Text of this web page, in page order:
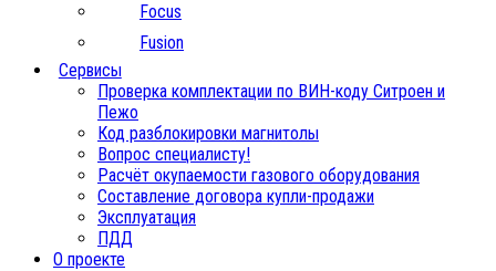
Focus
Fusion
Сервисы
Проверка комплектации по ВИН-коду Ситроен и
Пежо
Код разблокировки магнитолы
Вопрос специалисту!
Расчёт окупаемости газового оборудования
Составление договора купли-продажи
Эксплуатация
ПДД
О проекте